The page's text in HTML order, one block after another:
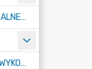
ZGŁOSZENIA DOTYCZĄCE NIELEGALNEGO SPALANIA ODPADÓW
OTWARTE DANE ORAZ PONOWNE WYKORZYSTANIE INFORMACJI SEKTORA PUBLICZNEGO